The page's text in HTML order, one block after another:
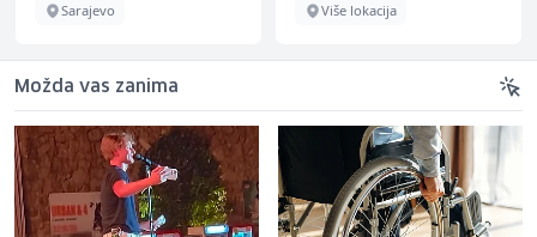
Sarajevo Više lokacija
Možda vas zanima